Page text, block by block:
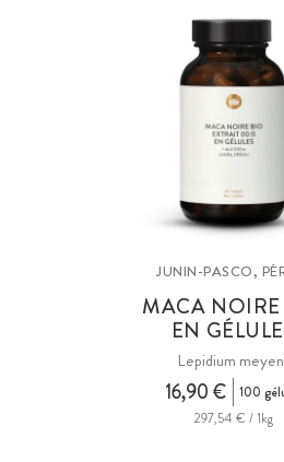
JUNIN-PASCO,
MACA
EN
Lepidium
16,90 €
100
297,54 € / 1kg